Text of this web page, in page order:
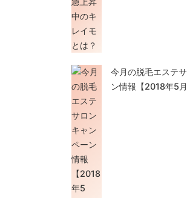
今月の脱毛エステ
ン情報【2018年5月